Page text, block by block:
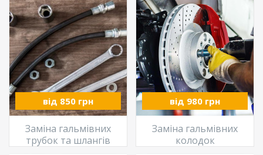
від 850 грн
Заміна гальмівних
трубок та шлангів
від 980 грн
Заміна гальмівних
колодок